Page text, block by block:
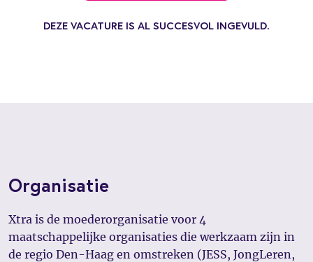
DEZE VACATURE IS AL SUCCESVOL INGEVULD.
Organisatie
Xtra is de moederorganisatie voor 4
maatschappelijke organisaties die werkzaam zijn in
de regio Den-Haag en omstreken (JESS, JongLeren,